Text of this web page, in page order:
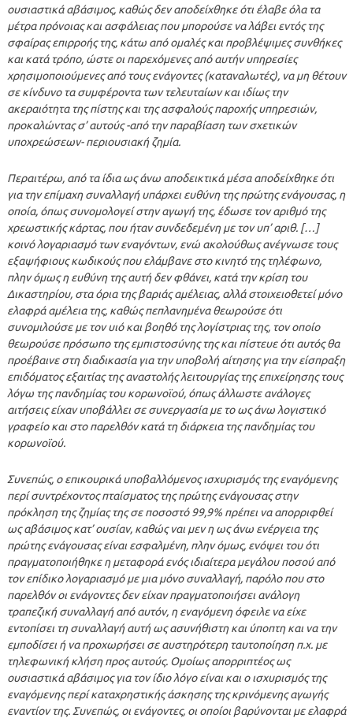
ουσιαστικά αβάσιμος, καθώς δεν αποδείχθηκε ότι έλαβε όλα τα
μέτρα πρόνοιας και ασφάλειας που μπορούσε να λάβει εντός της
σφαίρας επιρροής της, κάτω από ομαλές και προβλέψιμες συνθήκες
και κατά τρόπο, ώστε οι παρεχόμενες από αυτήν υπηρεσίες
χρησιμοποιούμενες από τους ενάγοντες (καταναλωτές), να μη θέτουν
σε κίνδυνο τα συμφέροντα των τελευταίων και ιδίως την
ακεραιότητα της πίστης και της ασφαλούς παροχής υπηρεσιών,
προκαλώντας σ’ αυτούς -από την παραβίαση των σχετικών
υποχρεώσεων- περιουσιακή ζημία.
Περαιτέρω, από τα ίδια ως άνω αποδεικτικά μέσα αποδείχθηκε ότι
για την επίμαχη συναλλαγή υπάρχει ευθύνη της πρώτης ενάγουσας, η
οποία, όπως συνομολογεί στην αγωγή της, έδωσε τον αριθμό της
χρεωστικής κάρτας, που ήταν συνδεδεμένη με τον υπ’ αριθ. […]
κοινό λογαριασμό των εναγόντων, ενώ ακολούθως ανέγνωσε τους
εξαψήφιους κωδικούς που ελάμβανε στο κινητό της τηλέφωνο,
πλην όμως η ευθύνη της αυτή δεν φθάνει, κατά την κρίση του
Δικαστηρίου, στα όρια της βαριάς αμέλειας, αλλά στοιχειοθετεί μόνο
ελαφρά αμέλεια της, καθώς πεπλανημένα θεωρούσε ότι
συνομιλούσε με τον υιό και βοηθό της λογίστριας της, τον οποίο
θεωρούσε πρόσωπο της εμπιστοσύνης της και πίστευε ότι αυτός θα
προέβαινε στη διαδικασία για την υποβολή αίτησης για την είσπραξη
επιδόματος εξαιτίας της αναστολής λειτουργίας της επιχείρησης τους
λόγω της πανδημίας του κορωνοϊού, όπως άλλωστε ανάλογες
αιτήσεις είχαν υποβάλλει σε συνεργασία με το ως άνω λογιστικό
γραφείο και στο παρελθόν κατά τη διάρκεια της πανδημίας του
κορωνοϊού.
Συνεπώς, ο επικουρικά υποβαλλόμενος ισχυρισμός της εναγόμενης
περί συντρέχοντος πταίσματος της πρώτης ενάγουσας στην
πρόκληση της ζημίας της σε ποσοστό 99,9% πρέπει να απορριφθεί
ως αβάσιμος κατ’ ουσίαν, καθώς ναι μεν η ως άνω ενέργεια της
πρώτης ενάγουσας είναι εσφαλμένη, πλην όμως, ενόψει του ότι
πραγματοποιήθηκε η μεταφορά ενός ιδιαίτερα μεγάλου ποσού από
τον επίδικο λογαριασμό με μια μόνο συναλλαγή, παρόλο που στο
παρελθόν οι ενάγοντες δεν είχαν πραγματοποιήσει ανάλογη
τραπεζική συναλλαγή από αυτόν, η εναγόμενη όφειλε να είχε
εντοπίσει τη συναλλαγή αυτή ως ασυνήθιστη και ύποπτη και να την
εμποδίσει ή να προχωρήσει σε αυστηρότερη ταυτοποίηση π.χ. με
τηλεφωνική κλήση προς αυτούς. Ομοίως απορριπτέος ως
ουσιαστικά αβάσιμος για τον ίδιο λόγο είναι και ο ισχυρισμός της
εναγόμενης περί καταχρηστικής άσκησης της κρινόμενης αγωγής
εναντίον της. Συνεπώς, οι ενάγοντες, οι οποίοι βαρύνονται με ελαφρά